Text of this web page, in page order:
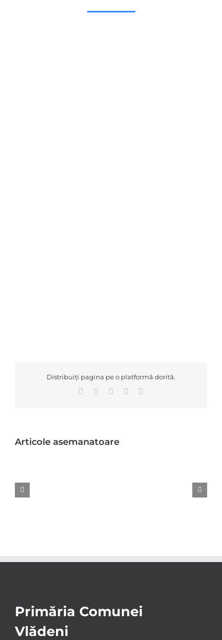
Distribuiți pagina pe o platformă dorită.
Facebook LinkedInWhatsApp
Articole asemanatoarecandidatului
Primăria Comunei
Vlădeni